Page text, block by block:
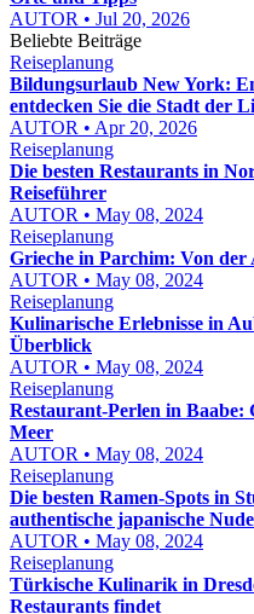
AUTOR • Jul 20, 2026
Beliebte Beiträge
Reiseplanung
Bildungsurlaub New York:
entdecken Sie die Stadt der
AUTOR • Apr 20, 2026
Reiseplanung
Die besten Restaurants in
Reiseführer
AUTOR • May 08, 2024
Reiseplanung
Grieche in Parchim: Von
AUTOR • May 08, 2024
Reiseplanung
Kulinarische Erlebnisse in
Überblick
AUTOR • May 08, 2024
Reiseplanung
Restaurant-Perlen in Baabe:
Meer
AUTOR • May 08, 2024
Reiseplanung
Die besten Ramen-Spots in
authentische japanische
AUTOR • May 08, 2024
Reiseplanung
Türkische Kulinarik in
Restaurants findet